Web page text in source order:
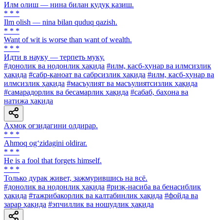
Илм олиш — нина билан қудуқ қазиш.
* * *
Ilm olish — nina bilan quduq qazish.
* * *
Want of wit is worse than want of wealth.
* * *
Идти в науку — терпеть муку.
#донолик ва нодонлик ҳақида #илм, касб-ҳунар ва илмсизлик
ҳақида #сабр-қаноат ва сабрсизлик ҳақида #илм, касб-ҳунар ва
илмсизлик ҳақида #масъулият ва масъулиятсизлик ҳақида
#самарадорлик ва бесамарлик ҳақида #сабаб, баҳона ва
натижа ҳақида
Аҳмоқ оғзидагини олдирар.
* * *
Ahmoq og‘zidagini oldirar.
* * *
He is a fool that forgets himself.
* * *
Только дурак живет, зажмурившись на всё.
#донолик ва нодонлик ҳақида #ризқ-насиба ва бенасиблик
ҳақида #тажрибакорлик ва калтабинлик ҳақида #фойда ва
зарар ҳақида #эпчиллик ва ношудлик ҳақида